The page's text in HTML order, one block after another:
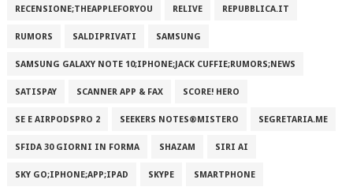
RECENSIONE;THEAPPLEFORYOU RELIVE REPUBBLICA.IT
RUMORS SALDIPRIVATI SAMSUNG
SAMSUNG GALAXY NOTE 10;IPHONE;JACK CUFFIE;RUMORS;NEWS
SATISPAY SCANNER APP & FAX SCORE! HERO
SE E AIRPODSPRO 2 SEEKERS NOTES®MISTERO SEGRETARIA.ME
SFIDA 30 GIORNI IN FORMA SHAZAM SIRI AI
SKY GO;IPHONE;APP;IPAD SKYPE SMARTPHONE